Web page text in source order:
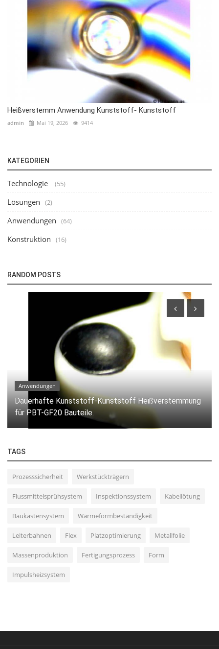
Heißverstemm Anwendung Kunststoff- Kunststoff
admin Mai 19, 2026 9414
KATEGORIEN
Technologie (55)
Lösungen (2)
Anwendungen (64)
Konstruktion (16)
RANDOM POSTS
Anwendungen
Lötung von Einzellitzen auf einer Metallfolie.
TAGS
Prozesssicherheit Werkstückträgern
Flussmittelsprühsystem Inspektionssystem Kabellötung
Baukastensystem Wärmeformbeständigkeit
Leiterbahnen Flex Platzoptimierung Metallfolie
Massenproduktion Fertigungsprozess Form
Impulsheizsystem